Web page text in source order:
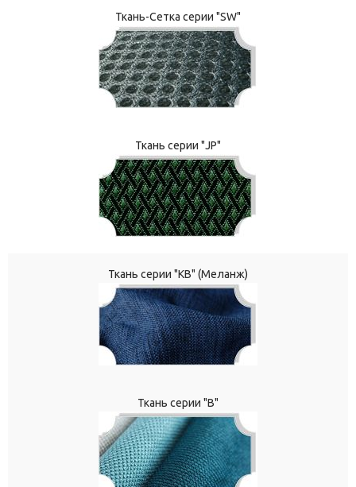
Ткань-Сетка серии "SW"
Ткань серии "JP"
Ткань серии "КВ" (Меланж)
Ткань серии "В"